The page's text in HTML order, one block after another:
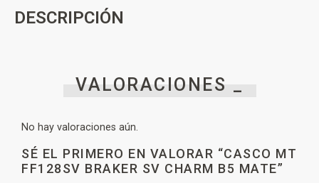
DESCRIPCIÓN
VALORACIONES _
No hay valoraciones aún.
SÉ EL PRIMERO EN VALORAR “CASCO MT
FF128SV BRAKER SV CHARM B5 MATE”